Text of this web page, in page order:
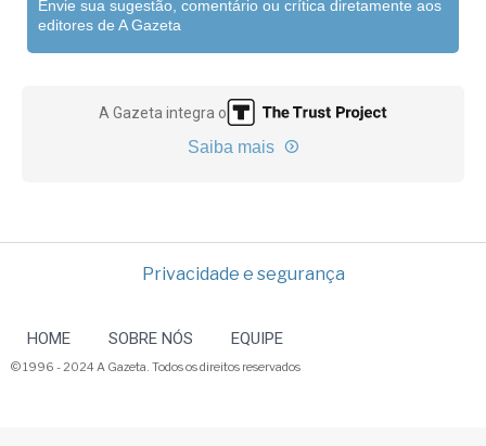
Envie sua sugestão, comentário ou crítica diretamente aos
editores de A Gazeta
A Gazeta integra o
Saiba mais
Privacidade e segurança
HOME SOBRE NÓS EQUIPE
© 1996 - 2024 A Gazeta. Todos os direitos reservados